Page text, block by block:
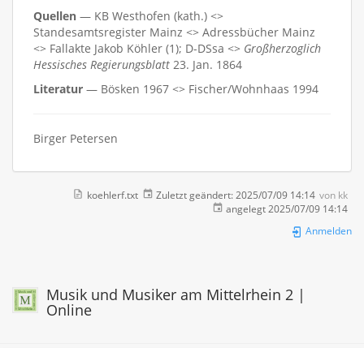
Quellen — KB Westhofen (kath.) <>
Standesamtsregister Mainz <> Adressbücher Mainz
<> Fallakte Jakob Köhler (1); D-DSsa <> Großherzoglich
Hessisches Regierungsblatt 23. Jan. 1864
Literatur — Bösken 1967 <> Fischer/Wohnhaas 1994
Birger Petersen
koehlerf.txt Zuletzt geändert: 2025/07/09 14:14 von kk
angelegt 2025/07/09 14:14
Anmelden
Musik und Musiker am Mittelrhein 2 |
Online